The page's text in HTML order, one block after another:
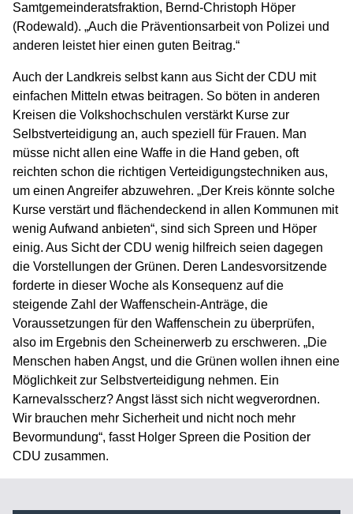
Samtgemeinderatsfraktion, Bernd-Christoph Höper
(Rodewald). „Auch die Präventionsarbeit von Polizei und
anderen leistet hier einen guten Beitrag.“
Auch der Landkreis selbst kann aus Sicht der CDU mit
einfachen Mitteln etwas beitragen. So böten in anderen
Kreisen die Volkshochschulen verstärkt Kurse zur
Selbstverteidigung an, auch speziell für Frauen. Man
müsse nicht allen eine Waffe in die Hand geben, oft
reichten schon die richtigen Verteidigungstechniken aus,
um einen Angreifer abzuwehren. „Der Kreis könnte solche
Kurse verstärt und flächendeckend in allen Kommunen mit
wenig Aufwand anbieten“, sind sich Spreen und Höper
einig. Aus Sicht der CDU wenig hilfreich seien dagegen
die Vorstellungen der Grünen. Deren Landesvorsitzende
forderte in dieser Woche als Konsequenz auf die
steigende Zahl der Waffenschein-Anträge, die
Voraussetzungen für den Waffenschein zu überprüfen,
also im Ergebnis den Scheinerwerb zu erschweren. „Die
Menschen haben Angst, und die Grünen wollen ihnen eine
Möglichkeit zur Selbstverteidigung nehmen. Ein
Karnevalsscherz? Angst lässt sich nicht wegverordnen.
Wir brauchen mehr Sicherheit und nicht noch mehr
Bevormundung“, fasst Holger Spreen die Position der
CDU zusammen.